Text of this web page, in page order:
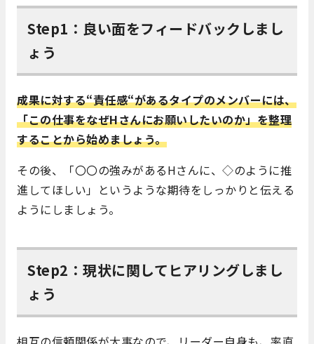
Step1：良い面をフィードバックしまし
ょう
成果に対する“責任感“があるタイプのメンバーには、
「この仕事をなぜHさんにお願いしたいのか」を整理
することから始めましょう。
その後、「〇〇の強みがあるHさんに、◇のように推
進してほしい」というような期待をしっかりと伝える
ようにしましょう。
Step2：現状に関してヒアリングしまし
ょう